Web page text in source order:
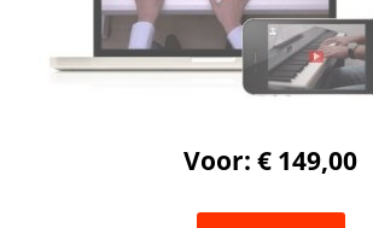
Voor: € 149,00